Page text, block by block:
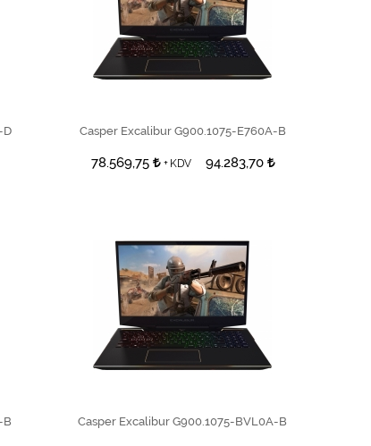
D
SEPETE EKLE
Casper Excalibur G900.1075-E760A-B
78.569,75 + KDV 94.283,70
B
SEPETE EKLE
Casper Excalibur G900.1075-BVL0A-B